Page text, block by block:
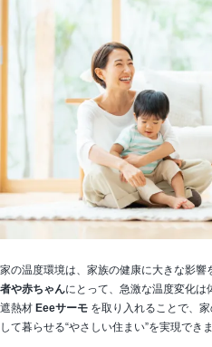
家の温度環境は、家族の健康に大きな影響
者や赤ちゃんにとって、急激な温度変化は
遮熱材 Eeeサーモ を取り入れることで、
して暮らせる“やさしい住まい”を実現できま